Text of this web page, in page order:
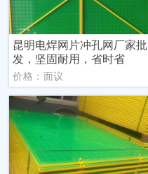
昆明电焊网片冲孔网厂家批
发，坚固耐用，省时省
价格：面议